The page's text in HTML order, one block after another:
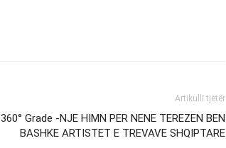
Artikulli tjetër
360° Grade -NJE HIMN PER NENE TEREZEN BEN
BASHKE ARTISTET E TREVAVE SHQIPTARE